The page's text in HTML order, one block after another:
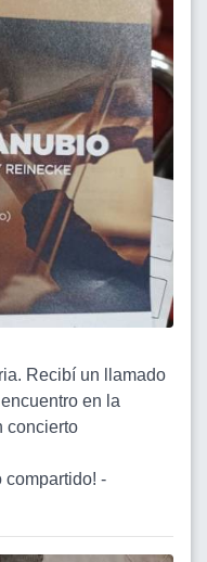
Recibí un llamado
en la
concierto
compartido! -